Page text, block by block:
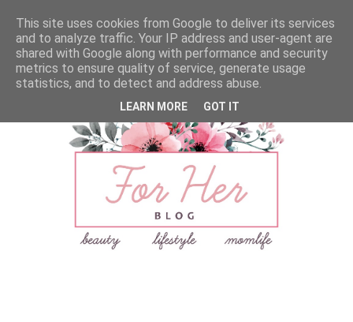
This site uses cookies from Google to deliver its services
and to analyze traffic. Your IP address and user-agent are
shared with Google along with performance and security
metrics to ensure quality of service, generate usage
statistics, and to detect and address abuse.
LEARN MORE GOT IT